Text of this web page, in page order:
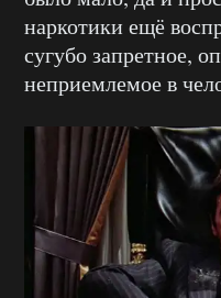
наркотики ещё
сугубо запретное,
неприемлемое в